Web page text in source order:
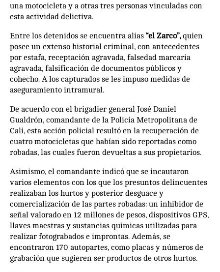
una motocicleta y a otras tres personas vinculadas con
esta actividad delictiva.
Entre los detenidos se encuentra alias “el Zarco”,quien
posee un extenso historial criminal, con antecedentes
por estafa, receptación agravada, falsedad marcaria
agravada, falsificación de documentos públicos y
cohecho. A los capturados se les impuso medidas de
aseguramiento intramural.
De acuerdo con el brigadier general José Daniel
Gualdrón, comandante de la Policía Metropolitana de
Cali, esta acción policial resultó en la recuperación de
cuatro motocicletas que habían sido reportadas como
robadas, las cuales fueron devueltas a sus propietarios.
Asimismo, el comandante indicó que se incautaron
varios elementos con los que los presuntos delincuentes
realizaban los hurtos y posterior desguace y
comercialización de las partes robadas: un inhibidor de
señal valorado en 12 millones de pesos, dispositivos GPS,
llaves maestras y sustancias químicas utilizadas para
realizar fotograbados e improntas. Además, se
encontraron 170 autopartes, como placas y números de
grabación que sugieren ser productos de otros hurtos.